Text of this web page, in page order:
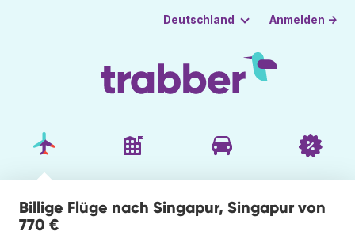
Deutschland Anmelden →
Billige Flüge nach Singapur, Singapur von
770 €